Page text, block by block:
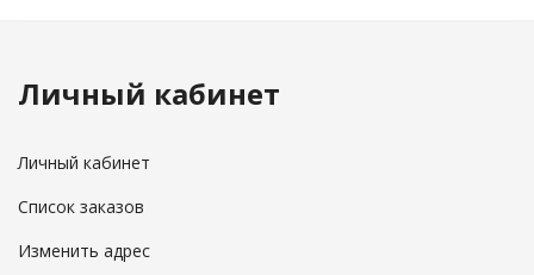
Личный кабинет
Личный кабинет
Список заказов
Изменить адрес